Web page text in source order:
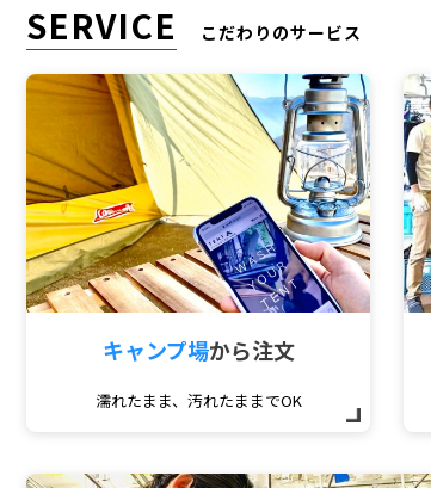
SERVICE こだわりのサービス
キャンプ場から注文
濡れたまま、汚れたままでOK